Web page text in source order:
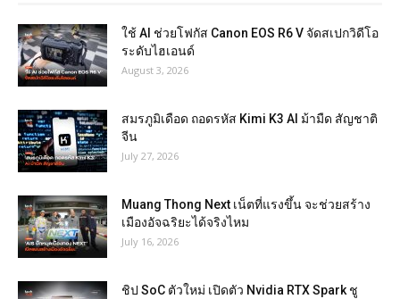
ใช้ AI ช่วยโฟกัส Canon EOS R6 V จัดสเปกวิดีโอ
ระดับไฮเอนด์
August 3, 2026
สมรภูมิเดือด ถอดรหัส Kimi K3 AI ม้ามืด สัญชาติ
จีน
July 27, 2026
Muang Thong Next เน็ตที่แรงขึ้น จะช่วยสร้าง
เมืองอัจฉริยะได้จริงไหม
July 16, 2026
ชิป SoC ตัวใหม่ เปิดตัว Nvidia RTX Spark ชู